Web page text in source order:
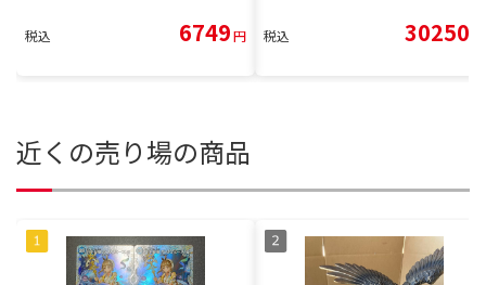
税込 6749円 税込 30250
近くの売り場の商品